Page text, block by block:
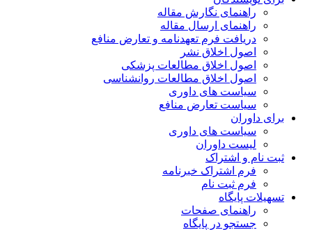
راهنمای نگارش مقاله
راهنمای ارسال مقاله
دریافت فرم تعهدنامه و تعارض منافع
اصول اخلاق نشر
اصول اخلاق مطالعات پزشکی
اصول اخلاق مطالعات روانشناسی
سیاست های داوری
سیاست تعارض منافع
برای داوران
سیاست های داوری
لیست داوران
ثبت نام و اشتراک
فرم اشتراک خبرنامه
فرم ثبت نام
تسهیلات پایگاه
راهنمای صفحات
جستجو در پایگاه